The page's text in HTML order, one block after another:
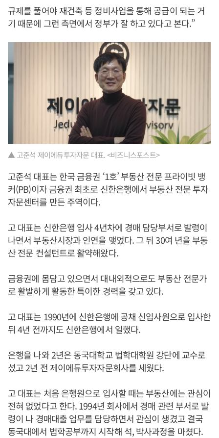
규제를 풀어야 재건축 등 정비사업을 통해 공급이 되는 거
기 때문에 그런 측면에서 정부가 잘 하고 있다고 본다.”
▲ 고준석 제이에듀투자자문 대표. <비즈니스포스트>
고준석 대표는 한국 금융권 ‘1호’ 부동산 전문 프라이빗 뱅
커(PB)이자 금융권 최초로 신한은행에서 부동산 전문 투자
자문센터를 만든 주역이다.
고 대표는 신한은행 입사 4년차에 경매 담당부서로 발령이
나면서 부동산시장과 인연을 맺었다. 그 뒤 30여 년을 부동
산 전문 컨설턴트로 활약해왔다.
금융권에 몸담고 있으면서 대내외적으로도 부동산 전문가
로 활발하게 활동한 특이한 경력을 갖고 있다.
고 대표는 1990년에 신한은행에 공채 신입사원으로 입사한
뒤 4년 전까지도 신한은행에서 일했다.
은행을 나와 2년은 동국대학교 법학대학원 강단에 교수로
섰고 2년 전 제이에듀투자자문회사를 세웠다.
고 대표는 처음 은행원으로 입사할 때는 부동산에는 관심이
전혀 없었다고 한다. 1994년 회사에서 경매 관련 부서로 발
령이 나 경매대출 업무를 담당하면서 관심이 생겼고 결국
동국대에서 법학공부까지 시작해 석, 박사과정을 마쳤다.